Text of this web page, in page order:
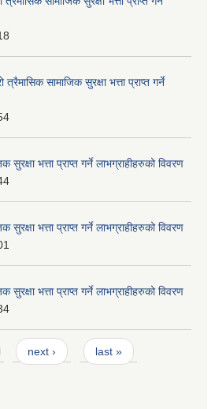
सामाजिक सुरक्षा भत्ता प्राप्त गर्ने
भत्ता प्राप्त गर्ने लाभग्राहीहरुको विवरण
भत्ता प्राप्त गर्ने लाभग्राहीहरुको विवरण
भत्ता प्राप्त गर्ने लाभग्राहीहरुको विवरण
next › last »